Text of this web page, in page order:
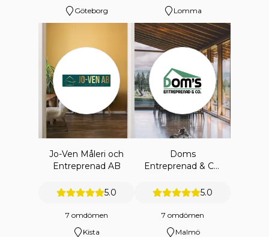
Göteborg
Lomma
Jo-Ven Måleri och
Entreprenad AB
5.0
7 omdömen
Kista
Doms
Entreprenad & Co.
5.0
7 omdömen
Malmö